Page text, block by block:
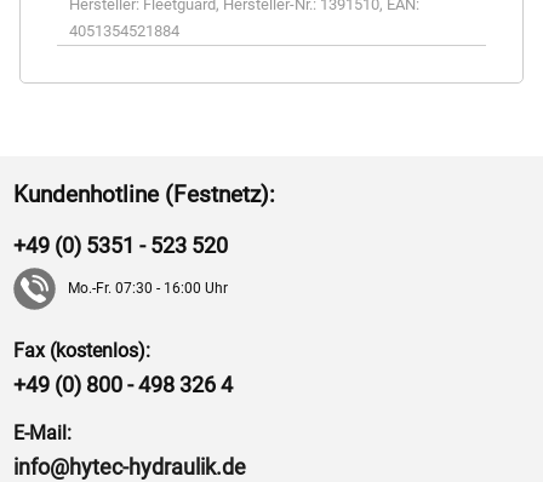
Hersteller: Fleetguard , Hersteller-Nr.: 1391510, EAN:
4051354521884
Kundenhotline (Festnetz):
+49 (0) 5351 - 523 520
Mo.-Fr. 07:30 - 16:00 Uhr
Fax (kostenlos):
+49 (0) 800 - 498 326 4
E-Mail:
info@hytec-hydraulik.de